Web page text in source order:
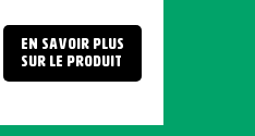
EN SAVOIR PLUS
SUR LE PRODUIT